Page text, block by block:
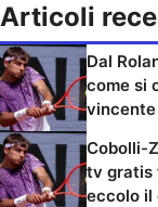
Articoli
Dal
come si
vincente
Cobolli-
tv gratis
eccolo il